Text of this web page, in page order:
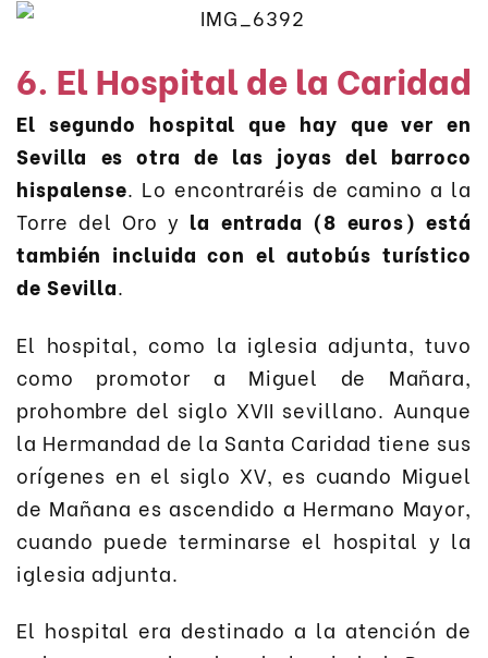
6. El Hospital de la Caridad
El segundo hospital que hay que ver en
Sevilla es otra de las joyas del barroco
hispalense. Lo encontraréis de camino a la
Torre del Oro y la entrada (8 euros) está
también incluida con el autobús turístico
de Sevilla.
El hospital, como la iglesia adjunta, tuvo
como promotor a Miguel de Mañara,
prohombre del siglo XVII sevillano. Aunque
la Hermandad de la Santa Caridad tiene sus
orígenes en el siglo XV, es cuando Miguel
de Mañana es ascendido a Hermano Mayor,
cuando puede terminarse el hospital y la
iglesia adjunta.
El hospital era destinado a la atención de